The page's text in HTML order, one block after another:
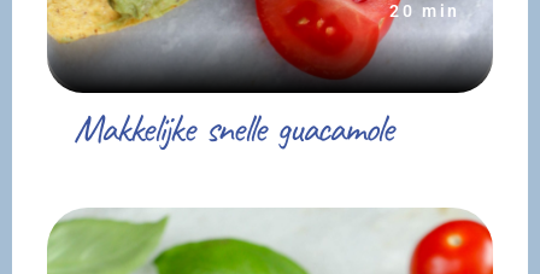
Makkelijke snelle guacamole
20 min